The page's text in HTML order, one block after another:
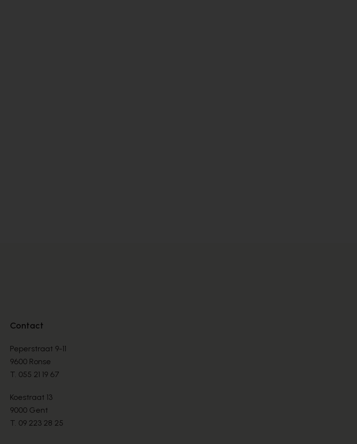
Contact
Peperstraat 9-11
9600 Ronse
T. 055 21 19 67
Koestraat 13
9000 Gent
T. 09 223 28 25